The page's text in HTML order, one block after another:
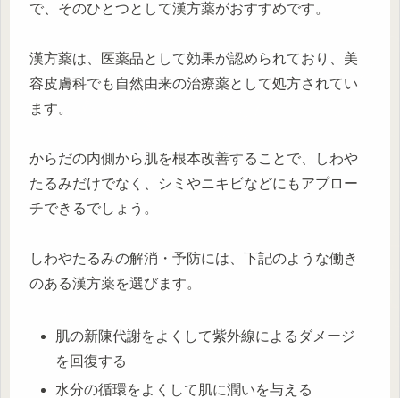
で、そのひとつとして漢方薬がおすすめです。
漢方薬は、医薬品として効果が認められており、美
容皮膚科でも自然由来の治療薬として処方されてい
ます。
からだの内側から肌を根本改善することで、しわや
たるみだけでなく、シミやニキビなどにもアプロー
チできるでしょう。
しわやたるみの解消・予防には、下記のような働き
のある漢方薬を選びます。
肌の新陳代謝をよくして紫外線によるダメージ
を回復する
水分の循環をよくして肌に潤いを与える